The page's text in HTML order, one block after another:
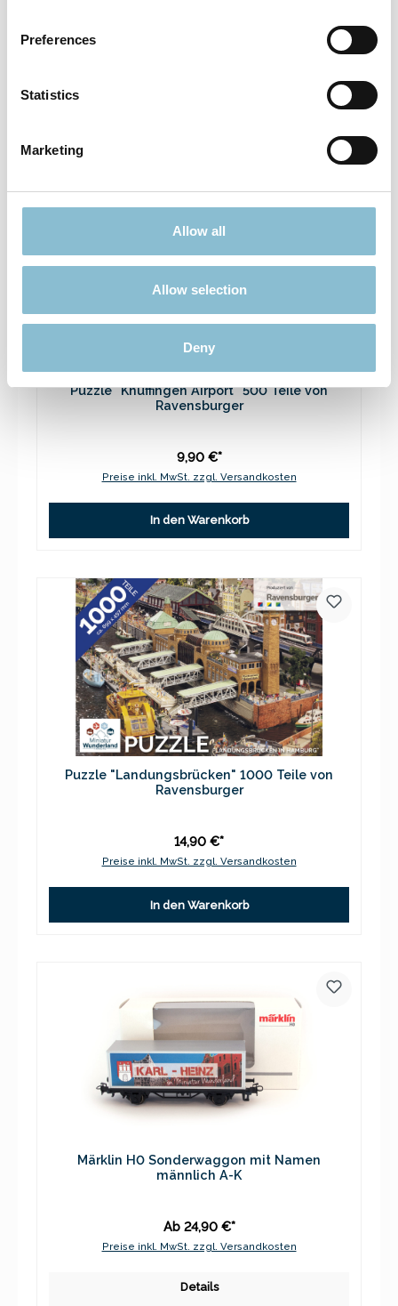
Preferences
Statistics
Marketing
Allow all
Allow selection
Deny
Puzzle "Knuffingen Airport" 500 Teile von
Ravensburger
9,90 €*
Preise inkl. MwSt. zzgl. Versandkosten
In den Warenkorb
Puzzle "Landungsbrücken" 1000 Teile von
Ravensburger
14,90 €*
Preise inkl. MwSt. zzgl. Versandkosten
In den Warenkorb
Märklin H0 Sonderwaggon mit Namen
männlich A-K
Ab 24,90 €*
Preise inkl. MwSt. zzgl. Versandkosten
Details